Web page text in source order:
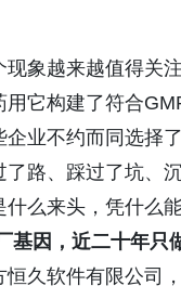
象越来越值得关
它构建了符合
业不约而同选择
路、踩过了坑、
么来头，凭什么
基因，近二十年只
久软件有限公司